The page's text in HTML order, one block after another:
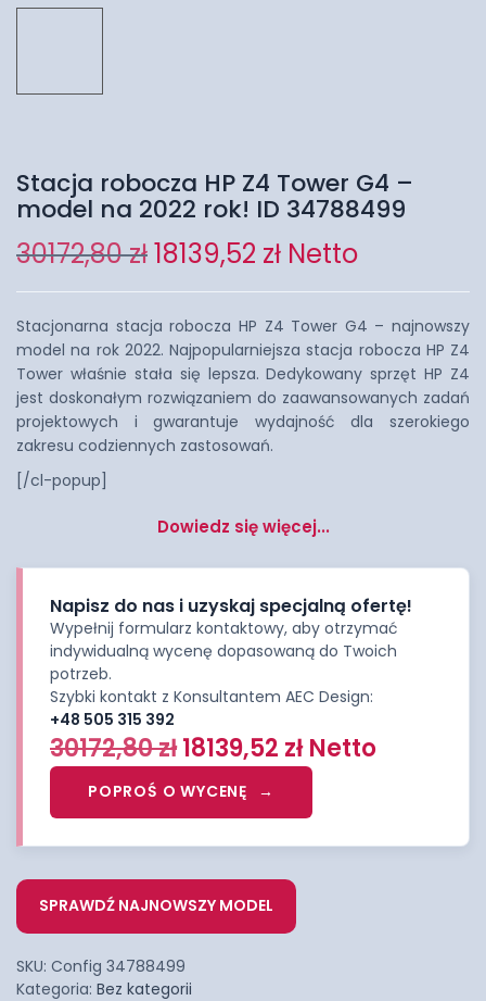
Stacja robocza HP Z4 Tower G4 –
model na 2022 rok! ID 34788499
30172,80zł18139,52 zł Netto
Stacjonarna stacja robocza HP Z4 Tower G4 – najnowszy
model na rok 2022. Najpopularniejsza stacja robocza HP Z4
Tower właśnie stała się lepsza. Dedykowany sprzęt HP Z4
jest doskonałym rozwiązaniem do zaawansowanych zadań
projektowych i gwarantuje wydajność dla szerokiego
zakresu codziennych zastosowań.
[/cl-popup]
Dowiedz się więcej...
Napisz do nas i uzyskaj specjalną ofertę!
Wypełnij formularz kontaktowy, aby otrzymać
indywidualną wycenę dopasowaną do Twoich
potrzeb.
Szybki kontakt z Konsultantem AEC Design:
+48 505 315 392
30172,80zł18139,52 zł Netto
POPROŚ O WYCENĘ
SPRAWDŹ NAJNOWSZY MODEL
SKU: Config 34788499
Kategoria: Bez kategorii